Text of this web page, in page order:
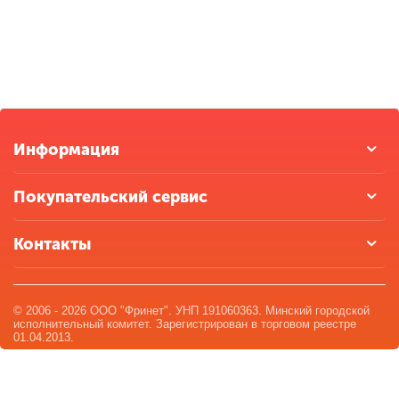
Информация
Покупательский сервис
Контакты
© 2006 - 2026 ООО "Фринет". УНП 191060363. Минский городской
исполнительный комитет. Зарегистрирован в торговом реестре
01.04.2013.